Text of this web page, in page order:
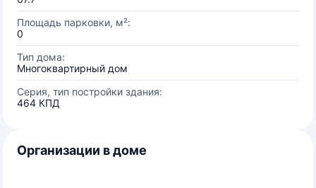
Площадь парковки, м²:
0
Тип дома:
Многоквартирный дом
Серия, тип постройки здания:
464 КПД
Организации в доме